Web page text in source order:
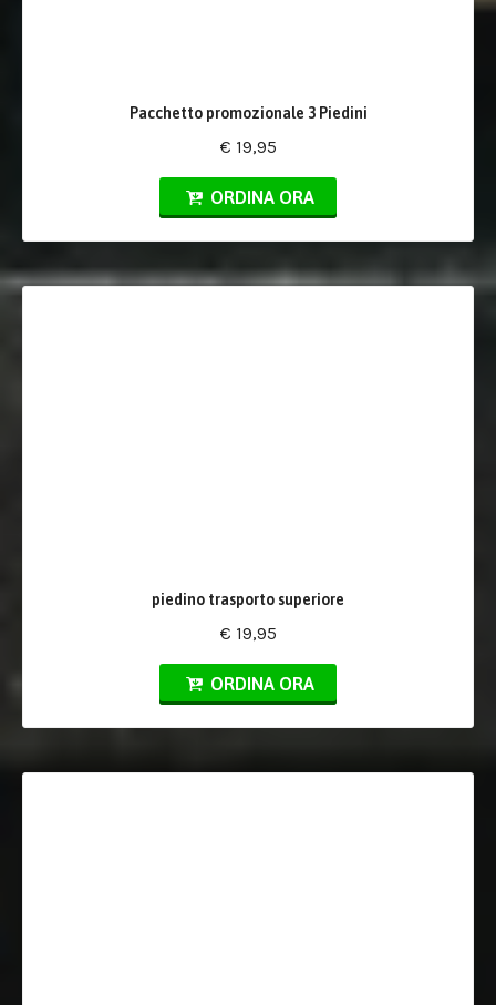
Pacchetto promozionale 3 Piedini
€ 19,95
ORDINA ORA
piedino trasporto superiore
€ 19,95
ORDINA ORA